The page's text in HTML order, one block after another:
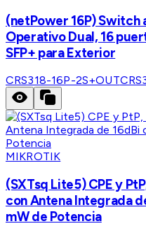
(netPower 16P) Switch
Operativo Dual, 16
SFP+ para Exterior
CRS318-16P-2S+OUT
MIKROTIK
(SXTsq Lite5) CPE y
con Antena Integrada
mW de Potencia